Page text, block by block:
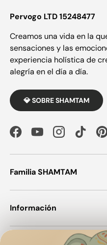
Pervogo LTD 15248477
Creamos una vida en la
sensaciones y las
experiencia holística de
alegría en el día a día.
💎 SOBRE SHAMTAM
FacebookYouTubeInstagramTikTok
Familia SHAMTAM
Información